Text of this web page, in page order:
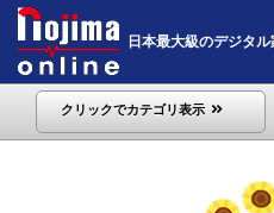
日本最大級のデジタ
クリックでカテゴリ表示